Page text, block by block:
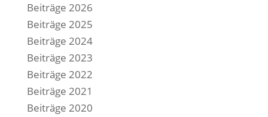
Beiträge 2026
Beiträge 2025
Beiträge 2024
Beiträge 2023
Beiträge 2022
Beiträge 2021
Beiträge 2020